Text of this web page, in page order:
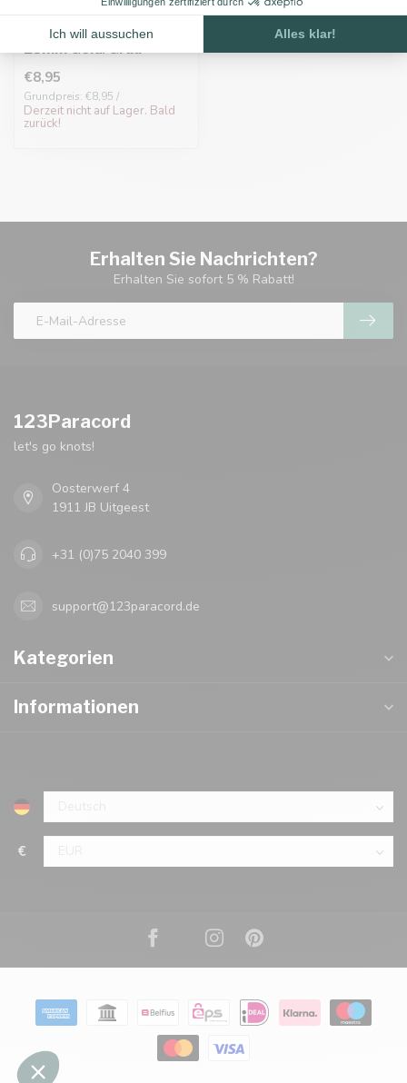
Biothane adapter
25mm Gold/Grau
€8,95
Grundpreis: €8,95 /
Derzeit nicht auf Lager. Bald
zurück!
Erhalten Sie Nachrichten?
Erhalten Sie sofort 5 % Rabatt!
123Paracord
let's go knots!
Oosterwerf 4
1911 JB Uitgeest
+31 (0)75 2040 399
support@123paracord.de
Kategorien
Informationen
€